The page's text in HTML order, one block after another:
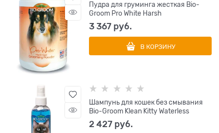
Пудра для груминга жесткая Bio-
Groom Pro White Harsh
3 367 руб.
В КОРЗИНУ
Шампунь для кошек без смывания
Bio-Groom Klean Kitty Waterless
2 427 руб.